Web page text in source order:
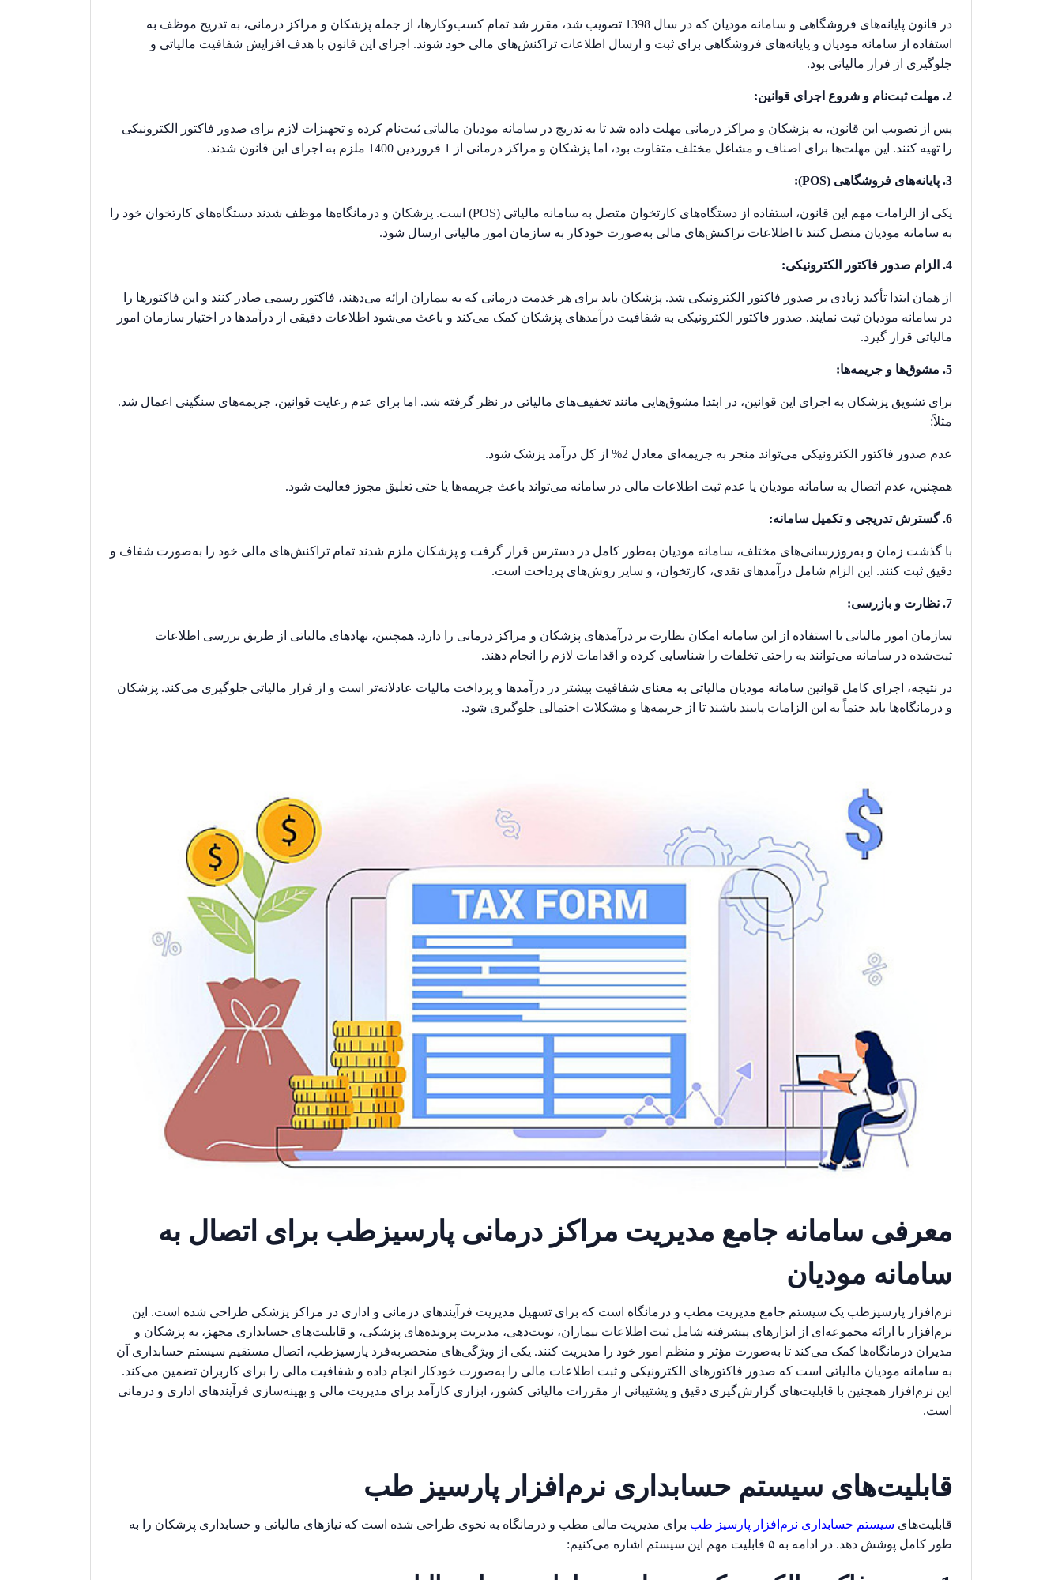
در قانون پایانه‌های فروشگاهی و سامانه مودیان که در سال 1398 تصویب شد، مقرر شد تمام کسب‌وکارها، از جمله پزشکان و مراکز درمانی، به تدریج موظف به
استفاده از سامانه مودیان و پایانه‌های فروشگاهی برای ثبت و ارسال اطلاعات تراکنش‌های مالی خود شوند. اجرای این قانون با هدف افزایش شفافیت مالیاتی و
جلوگیری از فرار مالیاتی بود.
2. مهلت ثبت‌نام و شروع اجرای قوانین:
پس از تصویب این قانون، به پزشکان و مراکز درمانی مهلت داده شد تا به تدریج در سامانه مودیان مالیاتی ثبت‌نام کرده و تجهیزات لازم برای صدور فاکتور الکترونیکی
را تهیه کنند. این مهلت‌ها برای اصناف و مشاغل مختلف متفاوت بود، اما پزشکان و مراکز درمانی از 1 فروردین 1400 ملزم به اجرای این قانون شدند.
3. پایانه‌های فروشگاهی ( POS
):
یکی از الزامات مهم این قانون، استفاده از دستگاه‌های کارتخوان متصل به سامانه مالیاتی (POS) است. پزشکان و درمانگاه‌ها موظف شدند دستگاه‌های کارتخوان خود را
به سامانه مودیان متصل کنند تا اطلاعات تراکنش‌های مالی به‌صورت خودکار به سازمان امور مالیاتی ارسال شود.
4. الزام صدور فاکتور الکترونیکی:
از همان ابتدا تأکید زیادی بر صدور فاکتور الکترونیکی شد. پزشکان باید برای هر خدمت درمانی که به بیماران ارائه می‌دهند، فاکتور رسمی صادر کنند و این فاکتورها را
در سامانه مودیان ثبت نمایند. صدور فاکتور الکترونیکی به شفافیت درآمدهای پزشکان کمک می‌کند و باعث می‌شود اطلاعات دقیقی از درآمدها در اختیار سازمان امور
مالیاتی قرار گیرد.
5. مشوق‌ها و جریمه‌ها:
برای تشویق پزشکان به اجرای این قوانین، در ابتدا مشوق‌هایی مانند تخفیف‌های مالیاتی در نظر گرفته شد. اما برای عدم رعایت قوانین، جریمه‌های سنگینی اعمال شد.
مثلاً:
عدم صدور فاکتور الکترونیکی می‌تواند منجر به جریمه‌ای معادل 2% از کل درآمد پزشک شود.
همچنین، عدم اتصال به سامانه مودیان یا عدم ثبت اطلاعات مالی در سامانه می‌تواند باعث جریمه‌ها یا حتی تعلیق مجوز فعالیت شود.
6. گسترش تدریجی و تکمیل سامانه:
با گذشت زمان و به‌روزرسانی‌های مختلف، سامانه مودیان به‌طور کامل در دسترس قرار گرفت و پزشکان ملزم شدند تمام تراکنش‌های مالی خود را به‌صورت شفاف و
دقیق ثبت کنند. این الزام شامل درآمدهای نقدی، کارتخوان، و سایر روش‌های پرداخت است.
7. نظارت و بازرسی:
سازمان امور مالیاتی با استفاده از این سامانه امکان نظارت بر درآمدهای پزشکان و مراکز درمانی را دارد. همچنین، نهادهای مالیاتی از طریق بررسی اطلاعات
ثبت‌شده در سامانه می‌توانند به راحتی تخلفات را شناسایی کرده و اقدامات لازم را انجام دهند.
در نتیجه، اجرای کامل قوانین سامانه مودیان مالیاتی به معنای شفافیت بیشتر در درآمدها و پرداخت مالیات عادلانه‌تر است و از فرار مالیاتی جلوگیری می‌کند. پزشکان
و درمانگاه‌ها باید حتماً به این الزامات پایبند باشند تا از جریمه‌ها و مشکلات احتمالی جلوگیری شود.
معرفی سامانه جامع مدیریت مراکز درمانی پارسیزطب برای اتصال به
سامانه مودیان
نرم‌افزار پارسیزطب یک سیستم جامع مدیریت مطب و درمانگاه است که برای تسهیل مدیریت فرآیندهای درمانی و اداری در مراکز پزشکی طراحی شده است. این
نرم‌افزار با ارائه مجموعه‌ای از ابزارهای پیشرفته شامل ثبت اطلاعات بیماران، نوبت‌دهی، مدیریت پرونده‌های پزشکی، و قابلیت‌های حسابداری مجهز، به پزشکان و
مدیران درمانگاه‌ها کمک می‌کند تا به‌صورت مؤثر و منظم امور خود را مدیریت کنند. یکی از ویژگی‌های منحصربه‌فرد پارسیزطب، اتصال مستقیم سیستم حسابداری آن
به سامانه مودیان مالیاتی است که صدور فاکتورهای الکترونیکی و ثبت اطلاعات مالی را به‌صورت خودکار انجام داده و شفافیت مالی را برای کاربران تضمین می‌کند.
این نرم‌افزار همچنین با قابلیت‌های گزارش‌گیری دقیق و پشتیبانی از مقررات مالیاتی کشور، ابزاری کارآمد برای مدیریت مالی و بهینه‌سازی فرآیندهای اداری و درمانی
است.
قابلیت‌های سیستم حسابداری نرم‌افزار پارسیز طب
قابلیت‌های سیستم حسابداری نرم‌افزار پارسیز طب برای مدیریت مالی مطب و درمانگاه به نحوی طراحی شده است که نیازهای مالیاتی و حسابداری پزشکان را به
طور کامل پوشش دهد. در ادامه به ۵ قابلیت مهم این سیستم اشاره می‌کنیم: